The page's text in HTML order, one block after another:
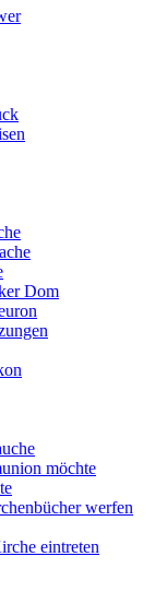
Dom
möchte
werfen
eintreten